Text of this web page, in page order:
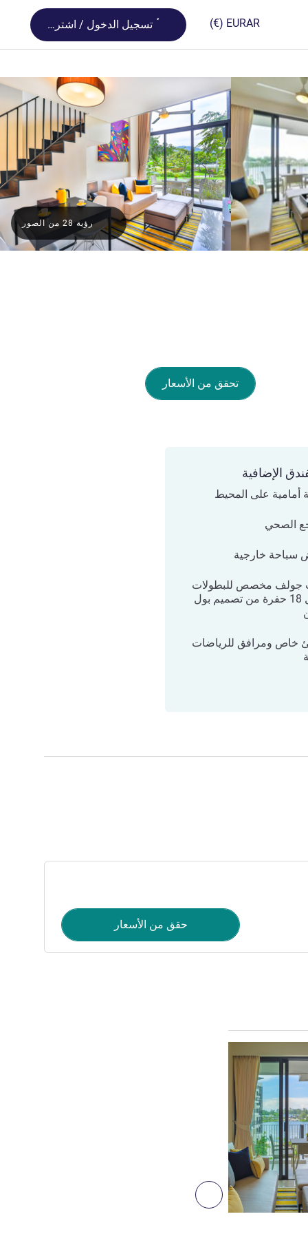
AR
EUR
(€)
Loading...
تسجيل الدخول / اشترك
رؤية 28 من الصور
تحقق من الأسعار
الإضافية
أمامية على المحيط
الصحي
سباحة خارجية
جولف مخصص للبطولات
يشمل 18 حفرة من تصميم بول
خاص ومرافق للرياضات
حقق من الأسعار
التالي - غرفة